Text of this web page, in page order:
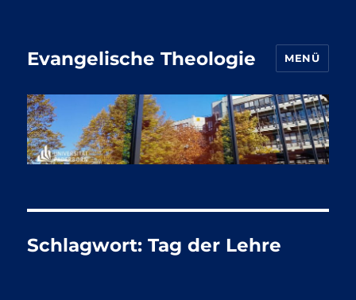
Evangelische Theologie MENÜ
Schlagwort:Tag der Lehre